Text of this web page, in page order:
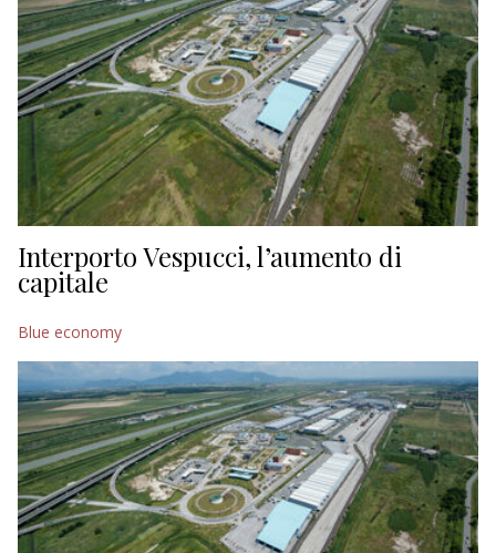
Interporto Vespucci, l’aumento di
capitale
Blue economy